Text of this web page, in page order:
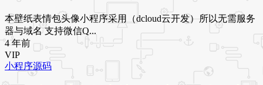
本壁纸表情包头像小程序采用（dcloud云开发）所以无需服务
器与域名 支持微信Q...
4 年前
VIP
小程序源码